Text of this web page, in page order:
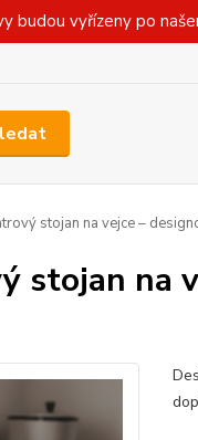
budou vyřízeny po
stojan na vejce –
stojan na